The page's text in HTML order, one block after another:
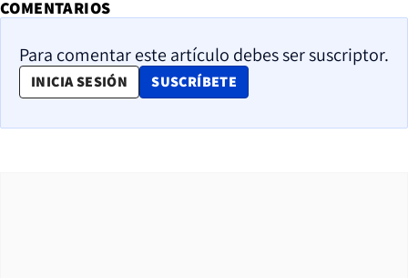
COMENTARIOS
Para comentar este artículo debes ser suscriptor.
INICIA SESIÓN SUSCRÍBETE
OPENS IN NEW WINDOW